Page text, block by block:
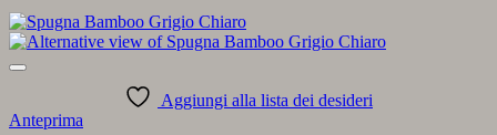
Aggiungi alla lista dei desideri
Anteprima